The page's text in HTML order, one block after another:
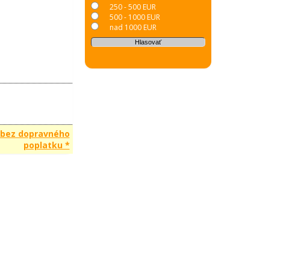
bez dopravného
poplatku *
250 - 500 EUR
500 - 1000 EUR
nad 1000 EUR